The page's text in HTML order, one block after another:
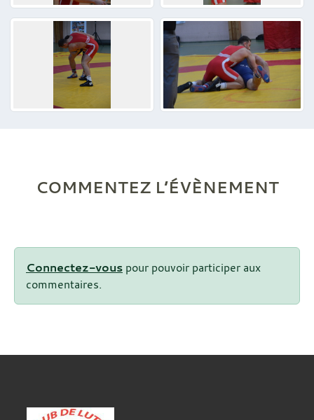
COMMENTEZ L’ÉVÈNEMENT
Connectez-vous pour pouvoir participer aux
commentaires.